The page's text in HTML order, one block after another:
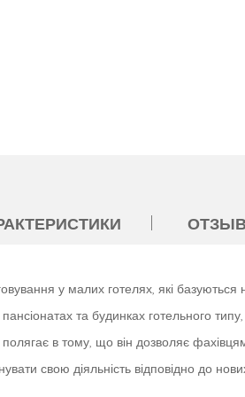
у малих готелях, які базуються
та будинках готельного
в тому, що він дозволяє
свою діяльність відповідно до